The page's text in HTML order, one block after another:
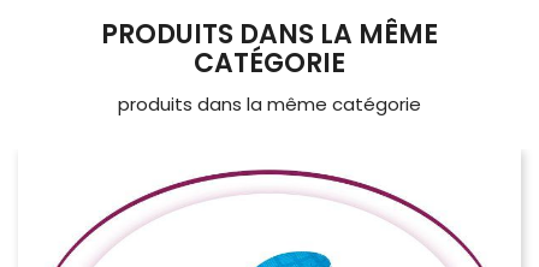
PRODUITS DANS LA MÊME
CATÉGORIE
produits dans la même catégorie